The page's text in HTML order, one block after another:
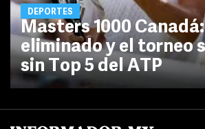
DEPORTES
Masters 1000
eliminado y el torneo
sin Top 5 del ATP